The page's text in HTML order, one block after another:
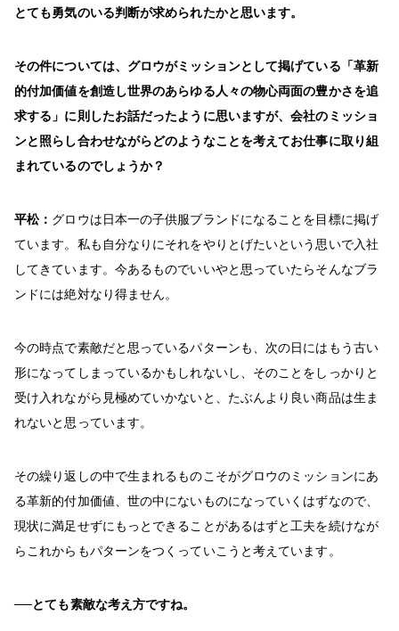
とても勇気のいる判断が求められたかと思います。
その件については、グロウがミッションとして掲げている「革新
的付加価値を創造し世界のあらゆる人々の物心両面の豊かさを追
求する」に則したお話だったように思いますが、会社のミッショ
ンと照らし合わせながらどのようなことを考えてお仕事に取り組
まれているのでしょうか？
平松： グロウは日本一の子供服ブランドになることを目標に掲げ
ています。私も自分なりにそれをやりとげたいという思いで入社
してきています。今あるものでいいやと思っていたらそんなブラ
ンドには絶対なり得ません。
今の時点で素敵だと思っているパターンも、次の日にはもう古い
形になってしまっているかもしれないし、そのことをしっかりと
受け入れながら見極めていかないと、たぶんより良い商品は生ま
れないと思っています。
その繰り返しの中で生まれるものこそがグロウのミッションにあ
る革新的付加価値、世の中にないものになっていくはずなので、
現状に満足せずにもっとできることがあるはずと工夫を続けなが
らこれからもパターンをつくっていこうと考えています。
──とても素敵な考え方ですね。